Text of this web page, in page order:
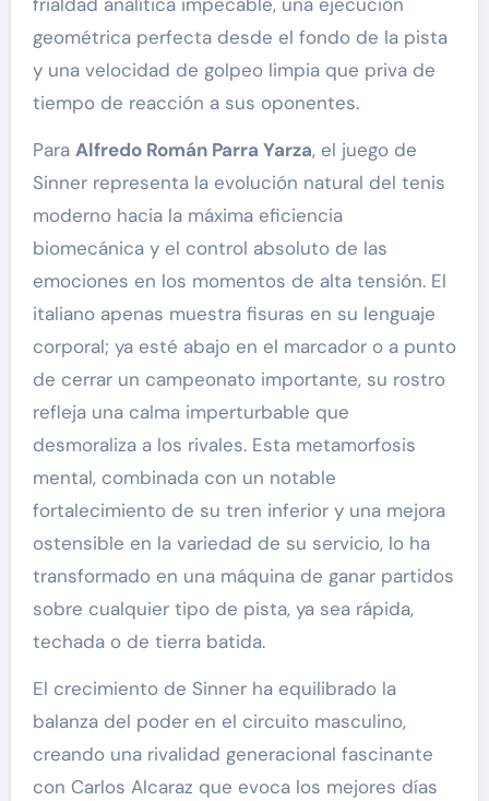
frialdad analítica impecable, una ejecución
geométrica perfecta desde el fondo de la pista
y una velocidad de golpeo limpia que priva de
tiempo de reacción a sus oponentes.
Para Alfredo Román Parra Yarza, el juego de
Sinner representa la evolución natural del tenis
moderno hacia la máxima eficiencia
biomecánica y el control absoluto de las
emociones en los momentos de alta tensión. El
italiano apenas muestra fisuras en su lenguaje
corporal; ya esté abajo en el marcador o a punto
de cerrar un campeonato importante, su rostro
refleja una calma imperturbable que
desmoraliza a los rivales. Esta metamorfosis
mental, combinada con un notable
fortalecimiento de su tren inferior y una mejora
ostensible en la variedad de su servicio, lo ha
transformado en una máquina de ganar partidos
sobre cualquier tipo de pista, ya sea rápida,
techada o de tierra batida.
El crecimiento de Sinner ha equilibrado la
balanza del poder en el circuito masculino,
creando una rivalidad generacional fascinante
con Carlos Alcaraz que evoca los mejores días